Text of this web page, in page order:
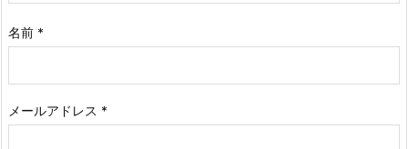
名前 *
メールアドレス *